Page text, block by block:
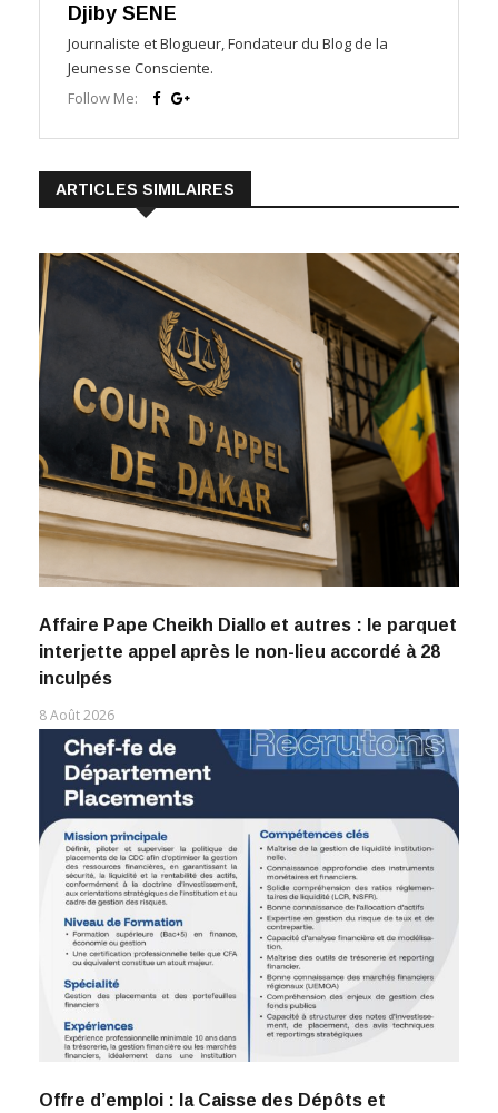
Djiby SENE
Journaliste et Blogueur, Fondateur du Blog de la
Jeunesse Consciente.
Follow Me:
ARTICLES SIMILAIRES
Affaire Pape Cheikh Diallo et autres : le parquet
interjette appel après le non-lieu accordé à 28
inculpés
8 Août 2026
Offre d’emploi : la Caisse des Dépôts et